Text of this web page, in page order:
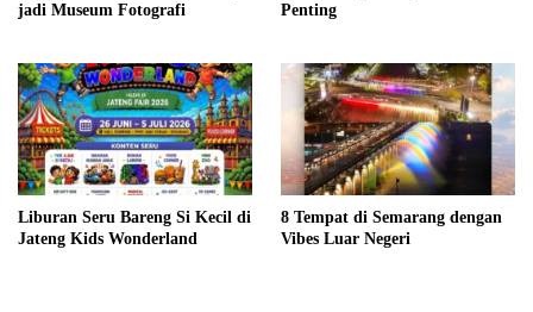
jadi Museum Fotografi
Penting
Liburan Seru Bareng Si Kecil di
Jateng Kids Wonderland
8 Tempat di Semarang dengan
Vibes Luar Negeri